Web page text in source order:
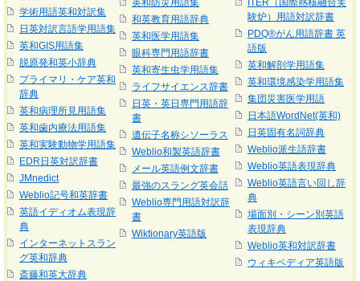
学術用語英和対訳集
日英対訳言語学用語集
英和GIS用語集
脱原発和英小辞典
プライマリ・ケア英和
辞典
英和病理所見用語集
英和歯内療法用語集
英和実験動物学用語集
EDR日英対訳辞書
JMnedict
Weblio記号和英辞書
英語イディオム表現辞
典
インターネットスラン
グ英和辞典
斎藤和英大辞典
英和防災用語集
和英教育用語辞典
英和医学用語集
眼科専門用語辞書
英和寄生虫学用語集
ライフサイエンス辞書
日英・英日専門用語辞
書
遺伝子名称シソーラス
Weblio和製英語辞書
メール英語例文辞書
最強のスラング英会話
Weblio専門用語対訳辞
書
Wiktionary英語版
ITER（国際熱核融合実
験炉）用語対訳辞書
PDQ®がん用語辞書 英
語版
英和解剖学用語集
英和環境感染学用語集
集団災害医学用語
日本語WordNet(英和)
日英固有名詞辞典
Weblio派生語辞書
Weblio英語表現辞典
Weblio英語言い回し辞
典
場面別・シーン別英語
表現辞典
Weblio英和対訳辞書
ウィキペディア英語版